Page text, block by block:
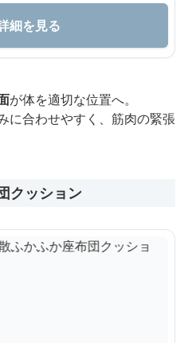
細を見る
が体を適切な位置へ。
に合わせやすく、筋肉の緊張
クッション